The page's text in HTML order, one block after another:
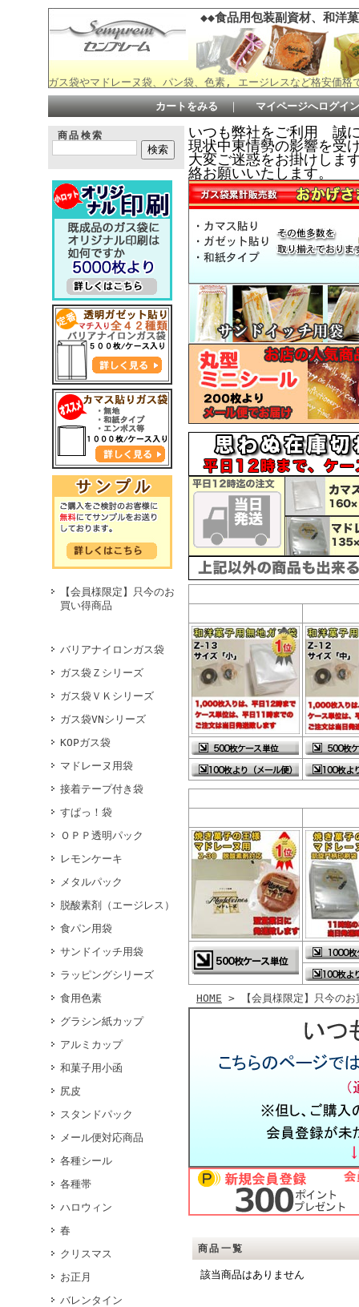
◆◆食品用包装副資材、和洋
ガス袋やマドレーヌ袋、パン袋、色素, エージレスなど格安価格
カートをみる ｜ マイページへログイン
商品検索
【会員様限定】只今のお
買い得商品
バリアナイロンガス袋
ガス袋Ｚシリーズ
ガス袋ＶＫシリーズ
ガス袋VNシリーズ
KOPガス袋
マドレーヌ用袋
接着テープ付き袋
すぱっ！袋
ＯＰＰ透明パック
レモンケーキ
メタルパック
脱酸素剤（エージレス）
食パン用袋
サンドイッチ用袋
ラッピングシリーズ
食用色素
グラシン紙カップ
アルミカップ
和菓子用小函
尻皮
スタンドパック
メール便対応商品
各種シール
各種帯
ハロウィン
春
クリスマス
お正月
バレンタイン
いつも弊社をご利用 誠
現状中東情勢の影響を受
大変ご迷惑をお掛けし
絡お願いいたします。
HOME > 【会員様限定】只今のお
商品一覧
該当商品はありません